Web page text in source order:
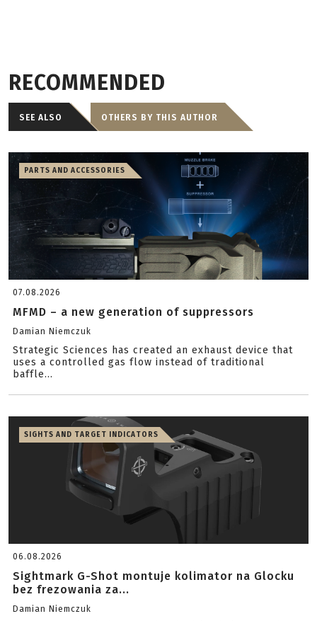
RECOMMENDED
SEE ALSO OTHERS BY THIS AUTHOR
PARTS AND ACCESSORIES
07.08.2026
MFMD – a new generation of suppressors
Damian Niemczuk
Strategic Sciences has created an exhaust device that
uses a controlled gas flow instead of traditional
baffle...
SIGHTS AND TARGET INDICATORS
06.08.2026
Sightmark G-Shot montuje kolimator na Glocku
bez frezowania za...
Damian Niemczuk